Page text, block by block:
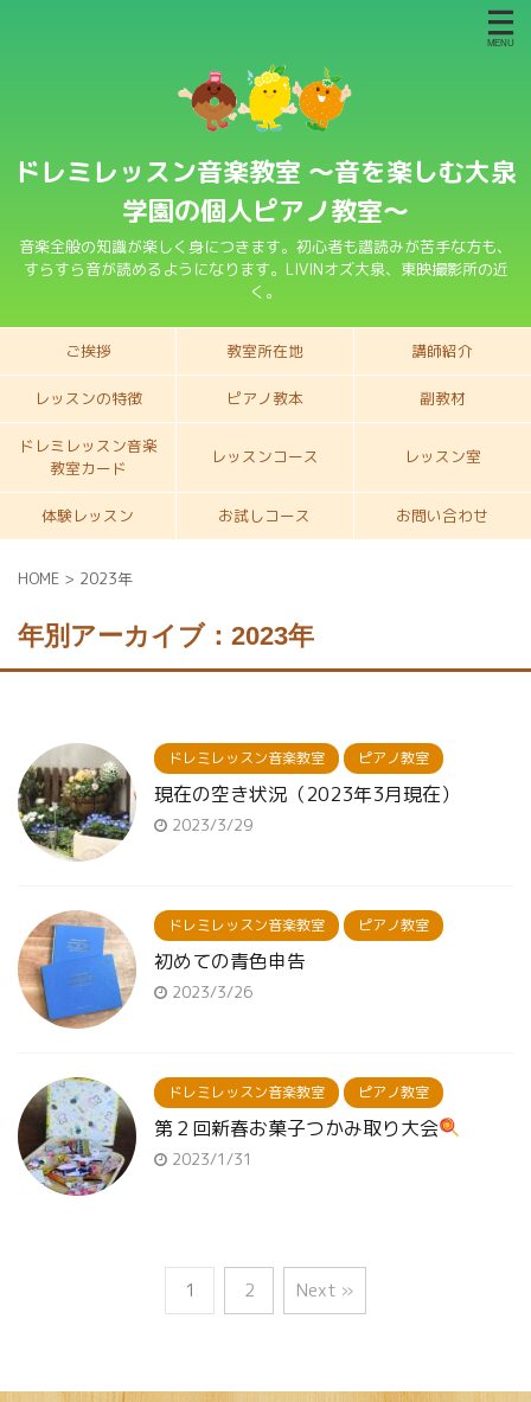
ドレミレッスン音楽教室 〜音を楽しむ大泉
学園の個人ピアノ教室〜
音楽全般の知識が楽しく身につきます。初心者も譜読みが苦手な方も、
すらすら音が読めるようになります。LIVINオズ大泉、東映撮影所の近
く。
ご挨拶 教室所在地 講師紹介
レッスンの特徴 ピアノ教本 副教材
ドレミレッスン音楽
教室カード
レッスンコース レッスン室
体験レッスン お試しコース お問い合わせ
HOME > 2023年
年別アーカイブ：2023年
ドレミレッスン音楽教室 ピアノ教室
現在の空き状況（2023年3月現在）
2023/3/29
ドレミレッスン音楽教室 ピアノ教室
初めての青色申告
2023/3/26
ドレミレッスン音楽教室 ピアノ教室
第２回新春お菓子つかみ取り大会
2023/1/31
1 2 Next »